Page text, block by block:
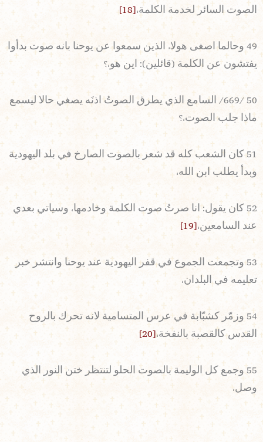
الصوت السائر لخدمة الكلمة، [18]
49 وحالما اصغى هولاء الذين سمعوا عن يوحنا بانه صوت بدأوا
يفتشون عن الكلمة (قائلين): اين هو،؟
50 /669/ السامع الذي يطرق الصوتُ اذنَه يصغي حالا ليسمع
ماذا جلب الصوت،؟
51 كان الشعب كله قد شعر بالصوت الصارخ في بلد اليهودية
وبدأ يطلب ابن الله،
52 كان يقول: انا صرتُ صوت الكلمة وخادمها، وسياتي بعدي
عند السامعين،[19]
53 وتجمعت الجموع في قفر اليهودية عند يوحنا وانتشر خبر
تعليمه في البلدان،
54 وزمّر كشبّابة في عرس المتسامية لانه تحرك بالروح
القدس كالقصبة بالنفخة،[20]
55 وجمع كل الوليمة بالصوت الحلو لتنتظر ختن النور الذي
وصل،